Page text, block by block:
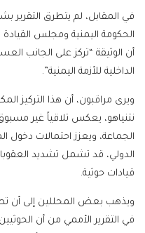
في المقابل، لم يتطرق التقرير
الحكومة اليمنية ومجلس القيادة
أن الوثيقة “تركز على الجانب
الداخلية للأزمة اليمنية”.
ويرى مراقبون، أن هذا التركيز
نتنياهو، يعكس تلاقياً غير
الجماعة، ويعزز احتمالات دخول
الدولي، قد تشمل تشديد
قيادات حوثية.
ويذهب بعض المحللين إلى أن
في التقرير الأممي من أن